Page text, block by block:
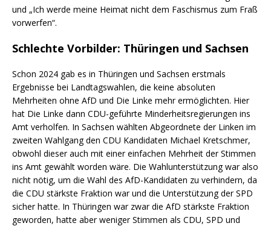
und „Ich werde meine Heimat nicht dem Faschismus zum Fraß
vorwerfen“.
Schlechte Vorbilder: Thüringen und Sachsen
Schon 2024 gab es in Thüringen und Sachsen erstmals
Ergebnisse bei Landtagswahlen, die keine absoluten
Mehrheiten ohne AfD und Die Linke mehr ermöglichten. Hier
hat Die Linke dann CDU-geführte Minderheitsregierungen ins
Amt verholfen. In Sachsen wählten Abgeordnete der Linken im
zweiten Wahlgang den CDU Kandidaten Michael Kretschmer,
obwohl dieser auch mit einer einfachen Mehrheit der Stimmen
ins Amt gewählt worden wäre. Die Wahlunterstützung war also
nicht nötig, um die Wahl des AfD-Kandidaten zu verhindern, da
die CDU stärkste Fraktion war und die Unterstützung der SPD
sicher hatte. In Thüringen war zwar die AfD stärkste Fraktion
geworden, hatte aber weniger Stimmen als CDU, SPD und